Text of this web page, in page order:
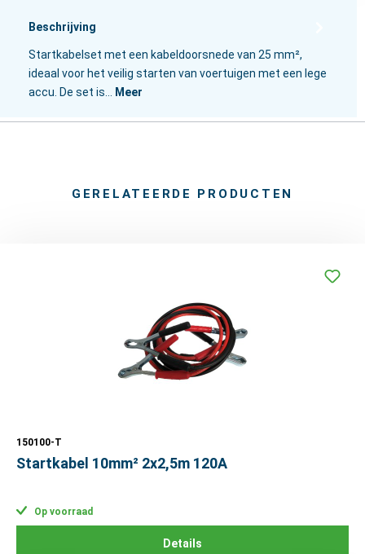
Beschrijving
Startkabelset met een kabeldoorsnede van 25 mm²,
ideaal voor het veilig starten van voertuigen met een lege
accu. De set is… Meer
GERELATEERDE PRODUCTEN
150100-T
Startkabel 10mm² 2x2,5m 120A
Op voorraad
Details